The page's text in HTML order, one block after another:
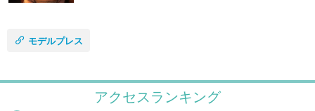
モデルプレス
アクセスランキング